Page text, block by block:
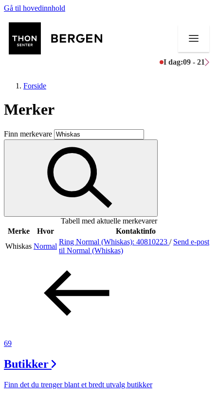
Gå til hovedinnhold
I dag:09 - 21
Butikker
Mat og drikke
Aktiviteter
Inspirasjon
Åpningstider
Magasin
Gavekort
Forside
Merker
Finn merkevare
Tabell med aktuelle merkevarer
Merke
Hvor
Kontaktinfo
Whiskas Normal
Ring Normal (Whiskas): 40810223 / Send e-post
til Normal (Whiskas)
69
Butikker
Finn det du trenger blant et bredt utvalg butikker